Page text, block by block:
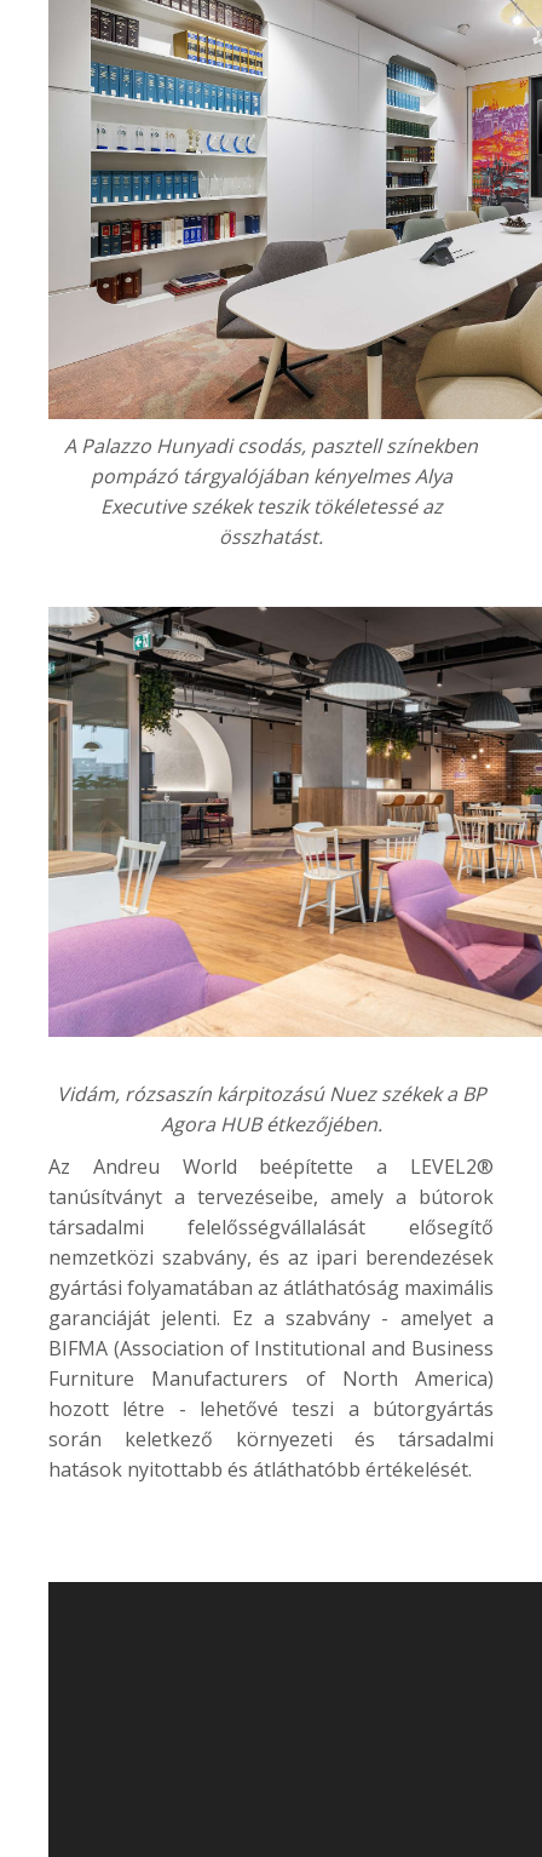
A Palazzo Hunyadicsodás, pasztell színekben
pompázó tárgyalójában kényelmes Alya
Executive székek teszik tökéletessé az
összhatást.
Vidám, rózsaszín kárpitozású Nuez székek a BP
Agora HUBétkezőjében.
Az Andreu World beépítette a LEVEL2®
tanúsítványt a tervezéseibe, amely a bútorok
társadalmi felelősségvállalását elősegítő
nemzetközi szabvány, és az ipari berendezések
gyártási folyamatában az átláthatóság maximális
garanciáját jelenti. Ez a szabvány - amelyet a
BIFMA (Association of Institutional and Business
Furniture Manufacturers of North America)
hozott létre - lehetővé teszi a bútorgyártás
során keletkező környezeti és társadalmi
hatások nyitottabb és átláthatóbb értékelését.